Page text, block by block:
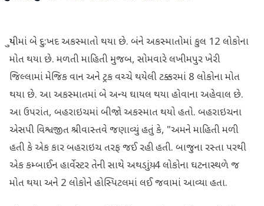
યુપીમાં બે દુ:ખદ અકસ્માતો થયા છે. બંને અકસ્માતોમાં કુલ 12 લોકોના
મોત થયા છે. મળતી માહિતી મુજબ, સોમવારે લખીમપુર ખેરી
જિલ્લામાં મેજિક વાન અને ટ્રક વચ્ચે થયેલી ટક્કરમાં 8 લોકોના મોત
થયા છે. આ અકસ્માતમાં બે અન્ય ઘાયલ થયા હોવાના અહેવાલ છે.
આ ઉપરાંત, બહરાઇચમાં બીજો અકસ્માત થયો હતો. બહરાઇચના
એસપી વિશ્વજીત શ્રીવાસ્તવે જણાવ્યું હતું કે, "અમને માહિતી મળી
હતી કે એક કાર બહરાઇચ તરફ જઈ રહી હતી. બાજુના રસ્તા પરથી
એક કમ્બાઈન હાર્વેસ્ટર તેની સાથે અથડાયું. 4 લોકોના ઘટનાસ્થળે જ
મોત થયા અને 2 લોકોને હોસ્પિટલમાં લઈ જવામાં આવ્યા હતા.